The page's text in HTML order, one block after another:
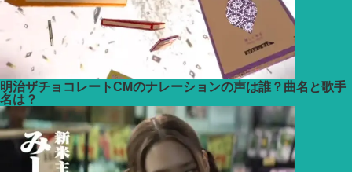
明治ザチョコレートCMのナレーションの声は誰？曲名と歌手
名は？